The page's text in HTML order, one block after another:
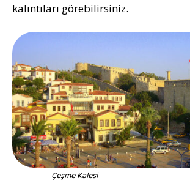
kalıntıları görebilirsiniz.
Çeşme Kalesi